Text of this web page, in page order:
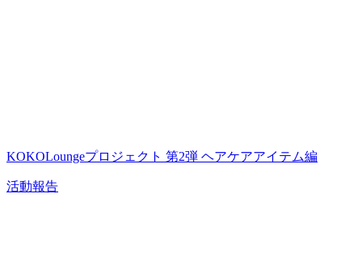
KOKOLoungeプロジェクト 第2弾 ヘアケアアイテム編
活動報告